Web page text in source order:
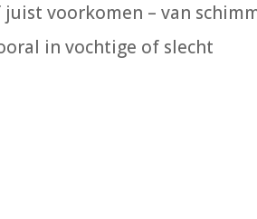
voorkomen – van
in vochtige of slecht